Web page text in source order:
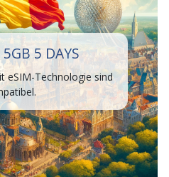
5 DAYS
eSIM-Technologie sind